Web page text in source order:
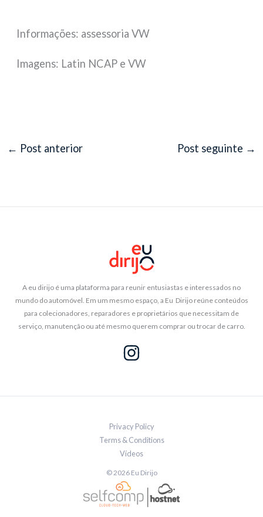
Informações: assessoria VW
Imagens: Latin NCAP e VW
← Post anterior Post seguinte →
A eu dirijo é uma plataforma para reunir entusiastas e interessados no
mundo do automóvel. Em um mesmo espaço, a Eu Dirijo reúne conteúdos
para colecionadores, reparadores e proprietários que necessitam de
serviço, manutenção ou até mesmo querem comprar ou trocar de carro.
Privacy Policy
Terms & Conditions
Vídeos
© 2026 Eu Dirijo